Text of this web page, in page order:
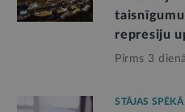
represiju
Pirms 3
STĀJAS SPĒKĀ